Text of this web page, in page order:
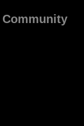
Community